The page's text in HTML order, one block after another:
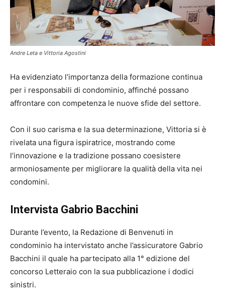
Andre Leta e Vittoria Agostini
Ha evidenziato l’importanza della formazione continua
per i responsabili di condominio, affinché possano
affrontare con competenza le nuove sfide del settore.
Con il suo carisma e la sua determinazione, Vittoria si è
rivelata una figura ispiratrice, mostrando come
l’innovazione e la tradizione possano coesistere
armoniosamente per migliorare la qualità della vita nei
condomini.
Intervista Gabrio Bacchini
Durante l’evento, la Redazione di Benvenuti in
condominio ha intervistato anche l’assicuratore Gabrio
Bacchini il quale ha partecipato alla 1° edizione del
concorso Letteraio con la sua pubblicazione i dodici
sinistri.